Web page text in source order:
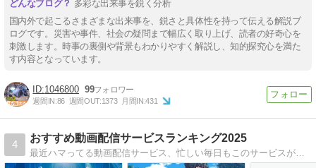
多彩な出来事を鋭く分析
国内外で起こるさまざまな出来事を、鋭さと具体性を持って伝える解説ブ
ログです。災害や事件、社会の疑問まで幅広く取り上げ、読者の好奇心を
刺激します。時事の裏側や背景もわかりやすく解説し、知的探究心を満た
す内容となっています。
1046800 99
週間IN:86 週間OUT:1373 月間IN:431
4
おすすめ動画配信サービスランキング2025
最近ハマってる動画配信サービス、忙しい毎日もこのサービスがあればあっという間に時間が過ぎちゃう、おうち時間がもっと楽しくなること間違いなしだよ。